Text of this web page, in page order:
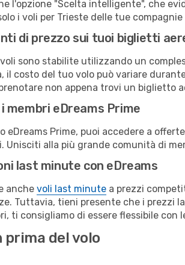
l'opzione "Scelta intelligente", che
i voli per Trieste delle tue
di prezzo sui tuoi biglietti
sono stabilite utilizzando un
il costo del tuo volo può variare
non appena trovi un biglietto
membri eDreams Prime
eDreams Prime, puoi accedere a
Unisciti alla più grande comunità di
last minute con eDreams
anche voli last minute a prezzi
Tuttavia, tieni presente che i prezzi
ti consigliamo di essere flessibile con
prima del volo